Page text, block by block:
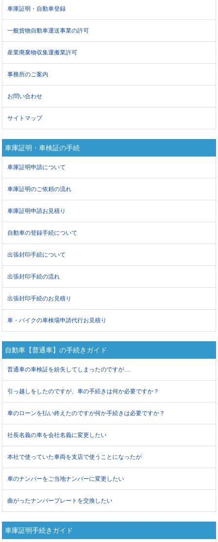
車庫証明・自動車登録
一般貨物自動車運送事業の許可
産業廃棄物収集運搬業許可
事務所のご案内
お問い合わせ
サイトマップ
車庫証明・車検証の手続
車庫証明申請について
車庫証明のご依頼の流れ
車庫証明申請お見積り
自動車の登録手続について
出張封印手続について
出張封印手続の流れ
出張封印手続のお見積り
車・バイクの車検場申請代行お見積り
自動車【普通車】の手続きガイド
普通車の車検証を紛失してしまったのですが…
引っ越しをしたのですが、車の手続きは何か必要ですか？
車のローンを払い終えたのですが何か手続きは必要ですか？
社長名義の車を会社名義に変更したい
本社で使っていた車両を支店で使うことになったが
車のナンバーをご当地ナンバーに変更したい
曲がったナンバープレートを交換したい
車庫証明手続きガイド